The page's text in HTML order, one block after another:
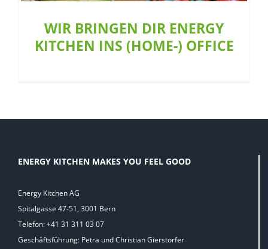
WIR BRINGEN DIR ENERGY
KITCHEN INS (HOME-) OFFICE
ENERGY KITCHEN MAKES YOU FEEL GOOD
Energy Kitchen AG
Spitalgasse 47-51, 3001 Bern
Telefon: +41 31 311 03 07
Geschäftsführung: Petra und Christian Gierstorfer